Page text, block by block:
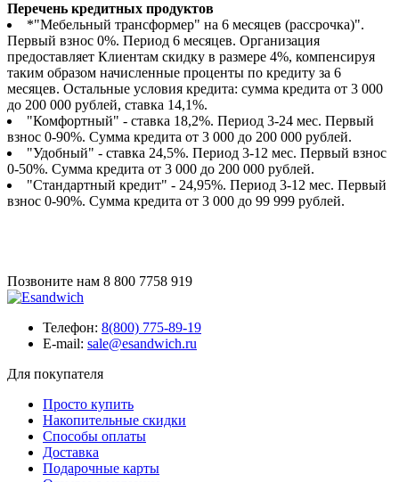
Перечень кредитных продуктов
*"Мебельный трансформер" на 6 месяцев (рассрочка)".
Первый взнос 0%. Период 6 месяцев. Организация
предоставляет Клиентам скидку в размере 4%, компенсируя
таким образом начисленные проценты по кредиту за 6
месяцев. Остальные условия кредита: сумма кредита от 3 000
до 200 000 рублей, ставка 14,1%.
"Комфортный" - ставка 18,2%. Период 3-24 мес. Первый
взнос 0-90%. Сумма кредита от 3 000 до 200 000 рублей.
"Удобный" - ставка 24,5%. Период 3-12 мес. Первый взнос
0-50%. Сумма кредита от 3 000 до 200 000 рублей.
"Стандартный кредит" - 24,95%. Период 3-12 мес. Первый
взнос 0-90%. Сумма кредита от 3 000 до 99 999 рублей.
Позвоните нам 8 800 7758 919
Телефон: 8(800) 775-89-19
E-mail: sale@esandwich.ru
Для покупателя
Просто купить
Накопительные скидки
Способы оплаты
Доставка
Подарочные карты